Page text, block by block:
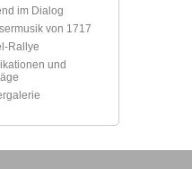
im Dialog
von 1717
Rallye
und